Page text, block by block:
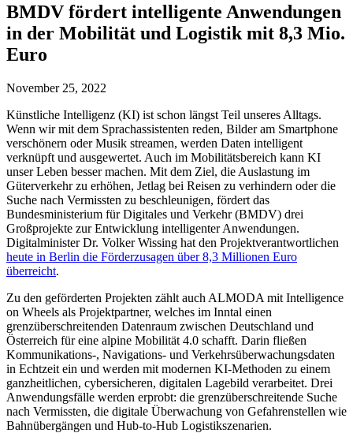
BMDV fördert intelligente Anwendungen
in der Mobilität und Logistik mit 8,3 Mio.
Euro
November 25, 2022
Künstliche Intelligenz (KI) ist schon längst Teil unseres Alltags.
Wenn wir mit dem Sprachassistenten reden, Bilder am Smartphone
verschönern oder Musik streamen, werden Daten intelligent
verknüpft und ausgewertet. Auch im Mobilitätsbereich kann KI
unser Leben besser machen. Mit dem Ziel, die Auslastung im
Güterverkehr zu erhöhen, Jetlag bei Reisen zu verhindern oder die
Suche nach Vermissten zu beschleunigen, fördert das
Bundesministerium für Digitales und Verkehr (BMDV) drei
Großprojekte zur Entwicklung intelligenter Anwendungen.
Digitalminister Dr. Volker Wissing hat den Projektverantwortlichen
heute in Berlin die Förderzusagen über 8,3 Millionen Euro
überreicht.
Zu den geförderten Projekten zählt auch ALMODA mit Intelligence
on Wheels als Projektpartner, welches im Inntal einen
grenzüberschreitenden Datenraum zwischen Deutschland und
Österreich für eine alpine Mobilität 4.0 schafft. Darin fließen
Kommunikations-, Navigations- und Verkehrsüberwachungsdaten
in Echtzeit ein und werden mit modernen KI-Methoden zu einem
ganzheitlichen, cybersicheren, digitalen Lagebild verarbeitet. Drei
Anwendungsfälle werden erprobt: die grenzüberschreitende Suche
nach Vermissten, die digitale Überwachung von Gefahrenstellen wie
Bahnübergängen und Hub-to-Hub Logistikszenarien.